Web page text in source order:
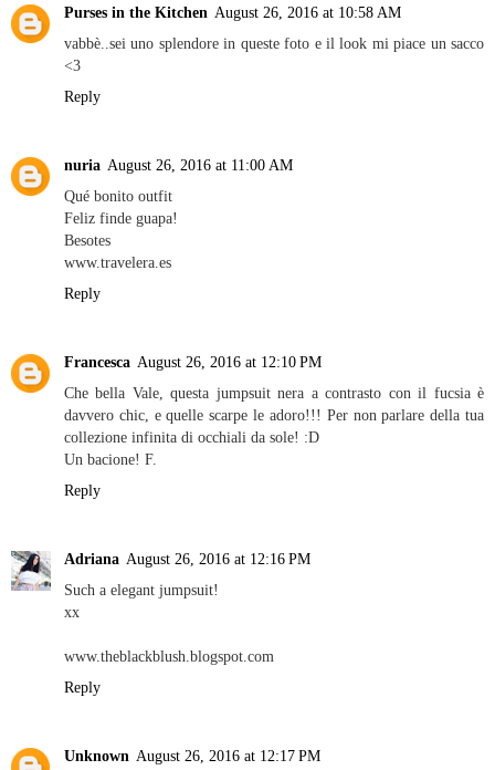
Purses in the Kitchen August 26, 2016 at 10:58 AM
vabbè..sei uno splendore in queste foto e il look mi piace un sacco
<3
Reply
nuria August 26, 2016 at 11:00 AM
Qué bonito outfit
Feliz finde guapa!
Besotes
www.travelera.es
Reply
Francesca August 26, 2016 at 12:10 PM
Che bella Vale, questa jumpsuit nera a contrasto con il fucsia è
davvero chic, e quelle scarpe le adoro!!! Per non parlare della tua
collezione infinita di occhiali da sole! :D
Un bacione! F.
Reply
Adriana August 26, 2016 at 12:16 PM
Such a elegant jumpsuit!
xx
www.theblackblush.blogspot.com
Reply
Unknown August 26, 2016 at 12:17 PM